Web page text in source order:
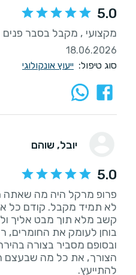
5.0
מקצועי , מקבל בסבר פנים ,
18.06.2026
סוג טיפול: ייעוץ אונקולוגי
יובל, שוהם
5.0
פרופ מרקל היה מה שאתה
לא תמיד מקבל. קודם כל
קשב מלא תוך מבט אליך
ובסופם מסביר בצורה
הצורך, את כל מה שבעצם